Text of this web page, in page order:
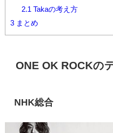
2.1 Takaの考え方
3 まとめ
ONE OK ROCKの
NHK総合